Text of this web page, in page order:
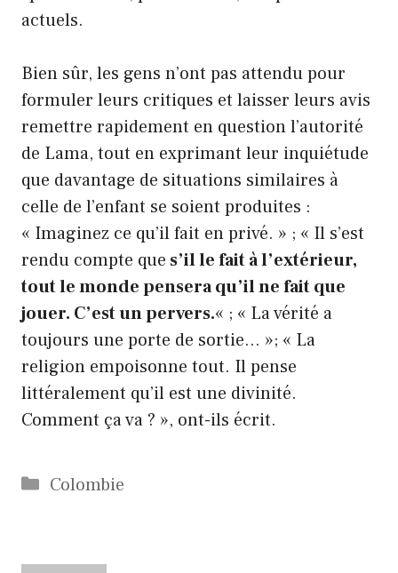
actuels.
Bien sûr, les gens n’ont pas attendu pour
formuler leurs critiques et laisser leurs avis
remettre rapidement en question l’autorité
de Lama, tout en exprimant leur inquiétude
que davantage de situations similaires à
celle de l’enfant se soient produites :
« Imaginez ce qu’il fait en privé. » ; « Il s’est
rendu compte que s’il le fait à l’extérieur,
tout le monde pensera qu’il ne fait que
jouer. C’est un pervers.« ; « La vérité a
toujours une porte de sortie… »; « La
religion empoisonne tout. Il pense
littéralement qu’il est une divinité.
Comment ça va ? », ont-ils écrit.
Catégories
Colombie